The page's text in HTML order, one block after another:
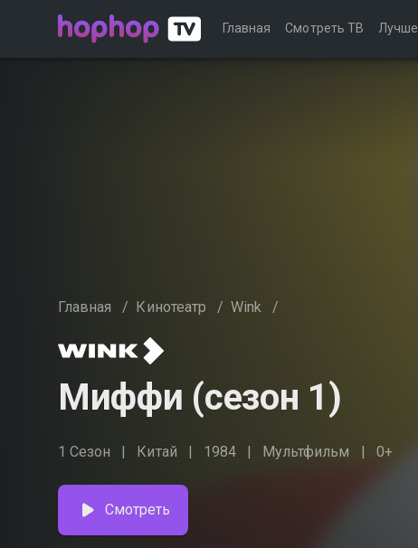
Главная Смотреть ТВ
Главная / Кинотеатр / Wink /
Миффи (сезон 1)
1 Сезон Китай 1984 Мультфильм 0+
Смотреть